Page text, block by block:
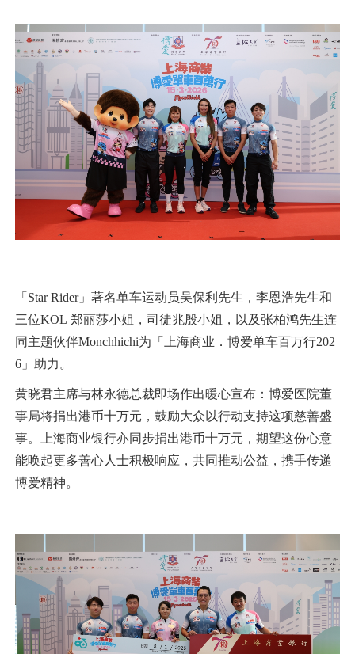
「Star Rider」著名单车运动员吴保利先生，李恩浩先生和
三位KOL 郑丽莎小姐，司徒兆殷小姐，以及张柏鸿先生连
同主题伙伴Monchhichi为「上海商业．博爱单车百万行202
6」助力。
黄晓君主席与林永德总裁即场作出暖心宣布：博爱医院董
事局将捐出港币十万元，鼓励大众以行动支持这项慈善盛
事。上海商业银行亦同步捐出港币十万元，期望这份心意
能唤起更多善心人士积极响应，共同推动公益，携手传递
博爱精神。